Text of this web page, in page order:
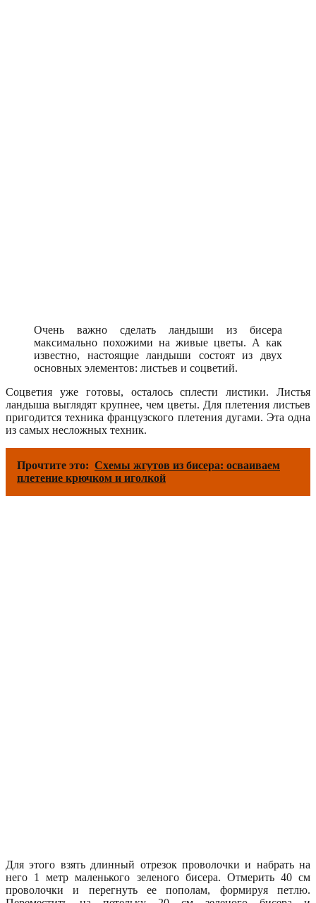
Очень важно сделать ландыши из бисера
максимально похожими на живые цветы. А как
известно, настоящие ландыши состоят из двух
основных элементов: листьев и соцветий.
Соцветия уже готовы, осталось сплести листики. Листья
ландыша выглядят крупнее, чем цветы. Для плетения листьев
пригодится техника французского плетения дугами. Эта одна
из самых несложных техник.
Прочтите это: Схемы жгутов из бисера: осваиваем
плетение крючком и иголкой
Для этого взять длинный отрезок проволочки и набрать на
него 1 метр маленького зеленого бисера. Отмерить 40 см
проволочки и перегнуть ее пополам, формируя петлю.